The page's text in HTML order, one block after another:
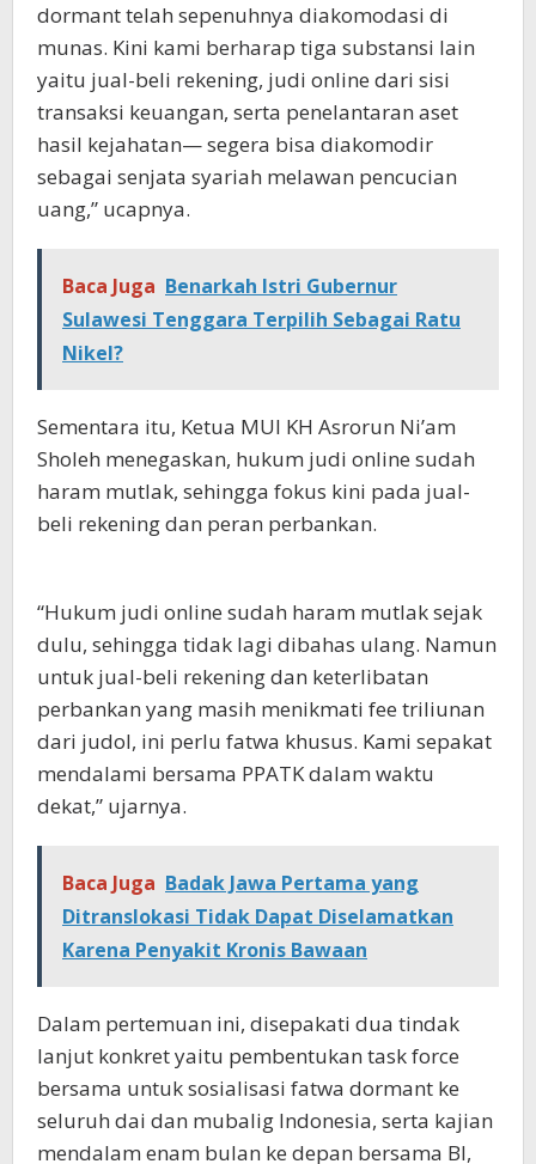
dormant telah sepenuhnya diakomodasi di
munas. Kini kami berharap tiga substansi lain
yaitu jual-beli rekening, judi online dari sisi
transaksi keuangan, serta penelantaran aset
hasil kejahatan— segera bisa diakomodir
sebagai senjata syariah melawan pencucian
uang,” ucapnya.
Baca Juga Benarkah Istri Gubernur
Sulawesi Tenggara Terpilih Sebagai Ratu
Nikel?
Sementara itu, Ketua MUI KH Asrorun Ni’am
Sholeh menegaskan, hukum judi online sudah
haram mutlak, sehingga fokus kini pada jual-
beli rekening dan peran perbankan.
“Hukum judi online sudah haram mutlak sejak
dulu, sehingga tidak lagi dibahas ulang. Namun
untuk jual-beli rekening dan keterlibatan
perbankan yang masih menikmati fee triliunan
dari judol, ini perlu fatwa khusus. Kami sepakat
mendalami bersama PPATK dalam waktu
dekat,” ujarnya.
Baca Juga Badak Jawa Pertama yang
Ditranslokasi Tidak Dapat Diselamatkan
Karena Penyakit Kronis Bawaan
Dalam pertemuan ini, disepakati dua tindak
lanjut konkret yaitu pembentukan task force
bersama untuk sosialisasi fatwa dormant ke
seluruh dai dan mubalig Indonesia, serta kajian
mendalam enam bulan ke depan bersama BI,